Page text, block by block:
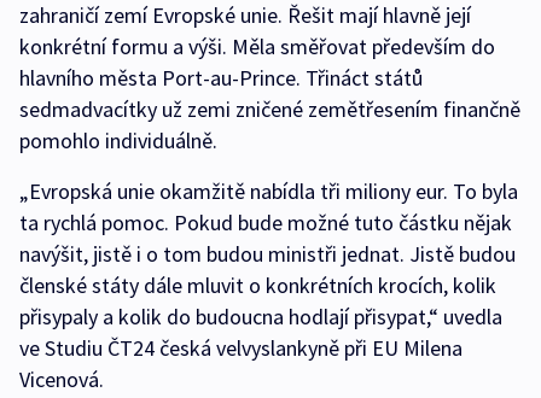
zahraničí zemí Evropské unie. Řešit mají hlavně její
konkrétní formu a výši. Měla směřovat především do
hlavního města Port-au-Prince. Třináct států
sedmadvacítky už zemi zničené zemětřesením finančně
pomohlo individuálně.
„Evropská unie okamžitě nabídla tři miliony eur. To byla
ta rychlá pomoc. Pokud bude možné tuto částku nějak
navýšit, jistě i o tom budou ministři jednat. Jistě budou
členské státy dále mluvit o konkrétních krocích, kolik
přisypaly a kolik do budoucna hodlají přisypat,“ uvedla
ve Studiu ČT24 česká velvyslankyně při EU Milena
Vicenová.